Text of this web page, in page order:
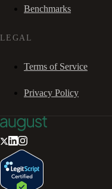
Benchmarks
LEGAL
Terms of Service
Privacy Policy